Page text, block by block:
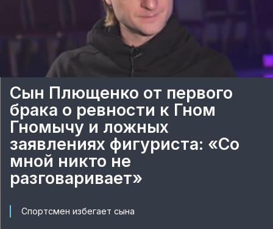
Сын Плющенко от первого
брака о ревности к Гном
Гномычу и ложных
заявлениях фигуриста: «Со
мной никто не
разговаривает»
Спортсмен избегает сына